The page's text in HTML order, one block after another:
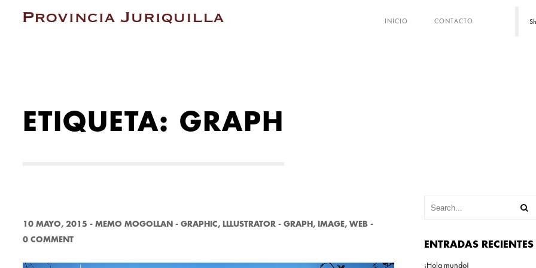
INICIO CONTACTO
ETIQUETA: GRAPH
10 MAYO, 2015 - MEMO MOGOLLAN - GRAPHIC, LLLUSTRATOR - GRAPH , IMAGE, WEB -
0 COMMENT
ENTRADAS RECIENTES
¡Hola mundo!